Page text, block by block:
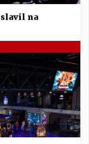
slavil na